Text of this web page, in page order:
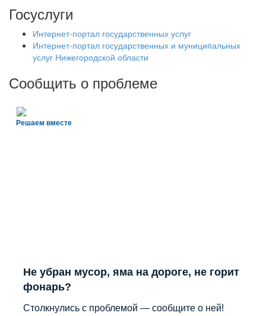
Госуслуги
Интернет-портал государственных услуг
Интернет-портал государственных и муниципальных
услуг Нижегородской области
Сообщить о проблеме
Решаем вместе
Не убран мусор, яма на дороге, не горит
фонарь?
Столкнулись с проблемой — сообщите о ней!